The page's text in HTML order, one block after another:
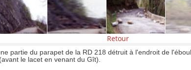
Retour
partie du parapet de la RD 218 détruit à l'endroit de
le lacet en venant du Gît).